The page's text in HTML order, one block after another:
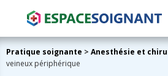
Pratique soignante > Anesthésie et
veineux périphérique